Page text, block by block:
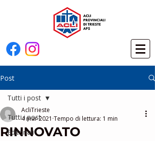
Post
Tutti i post
Editoriali
Tutti i post
RINNOVATO
AcliTrieste
4 mar 2021 Tempo di lettura: 1 min